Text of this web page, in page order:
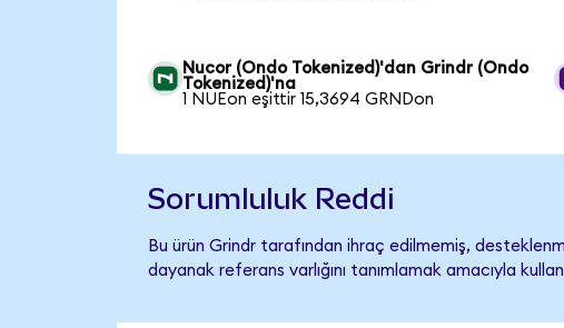
Nucor (Ondo Tokenized)'dan Grindr (Ondo
Tokenized)'na
1 NUEon eşittir 15,3694 GRNDon
Sorumluluk Reddi
Bu ürün Grindr tarafından ihraç edilmemiş,
dayanak referans varlığını tanımlamak amacıyla